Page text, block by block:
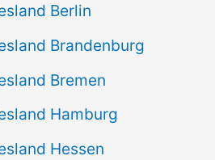
Berlin
Brandenburg
Bremen
Hamburg
Hessen